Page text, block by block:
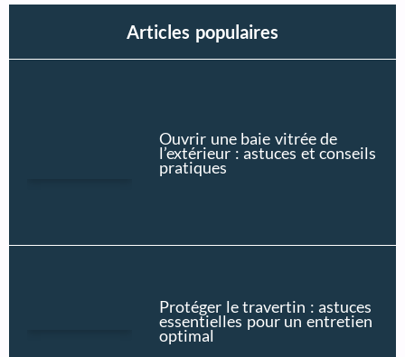
Articles populaires
Ouvrir une baie vitrée de
l’extérieur : astuces et conseils
pratiques
Protéger le travertin : astuces
essentielles pour un entretien
optimal